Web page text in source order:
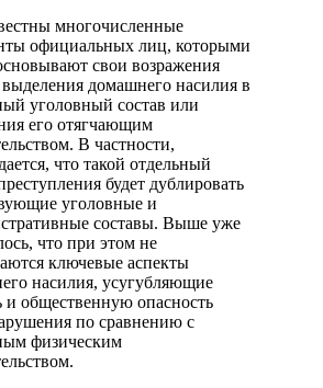
многочисленные
официальных лиц, которыми
свои возражения
домашнего насилия в
уголовный состав или
его отягчающим
В частности,
что такой отдельный
будет дублировать
уголовные и
составы. Выше уже
что при этом не
ключевые аспекты
насилия, усугубляющие
и общественную опасность
по сравнению с
физическим